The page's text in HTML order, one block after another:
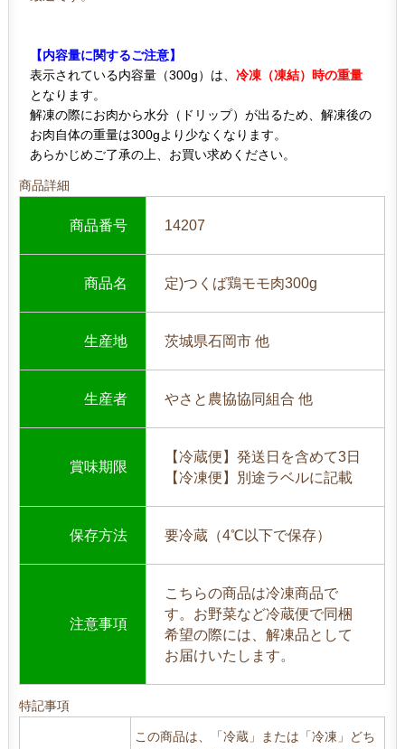
【内容量に関するご注意】
表示されている内容量（300g）は、冷凍（凍結）時の重量
となります。
解凍の際にお肉から水分（ドリップ）が出るため、解凍後の
お肉自体の重量は300gより少なくなります。
あらかじめご了承の上、お買い求めください。
商品詳細
商品番号 14207
商品名 定)つくば鶏モモ肉300g
生産地 茨城県石岡市 他
生産者 やさと農協協同組合 他
賞味期限
【冷蔵便】発送日を含めて3日
【冷凍便】別途ラベルに記載
保存方法 要冷蔵（4℃以下で保存）
注意事項
こちらの商品は冷凍商品で
す。お野菜など冷蔵便で同梱
希望の際には、解凍品として
お届けいたします。
特記事項
この商品は、「冷蔵」または「冷凍」どち